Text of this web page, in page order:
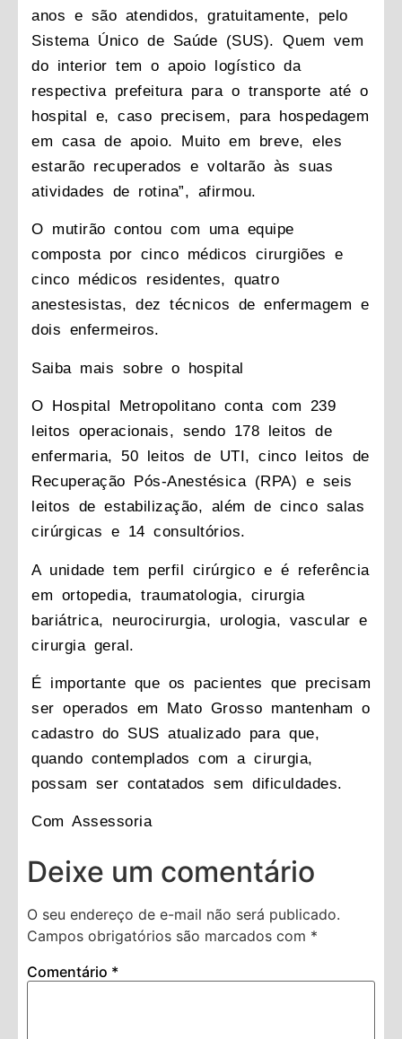
anos e são atendidos, gratuitamente, pelo
Sistema Único de Saúde (SUS). Quem vem
do interior tem o apoio logístico da
respectiva prefeitura para o transporte até o
hospital e, caso precisem, para hospedagem
em casa de apoio. Muito em breve, eles
estarão recuperados e voltarão às suas
atividades de rotina”, afirmou.
O mutirão contou com uma equipe
composta por cinco médicos cirurgiões e
cinco médicos residentes, quatro
anestesistas, dez técnicos de enfermagem e
dois enfermeiros.
Saiba mais sobre o hospital
O Hospital Metropolitano conta com 239
leitos operacionais, sendo 178 leitos de
enfermaria, 50 leitos de UTI, cinco leitos de
Recuperação Pós-Anestésica (RPA) e seis
leitos de estabilização, além de cinco salas
cirúrgicas e 14 consultórios.
A unidade tem perfil cirúrgico e é referência
em ortopedia, traumatologia, cirurgia
bariátrica, neurocirurgia, urologia, vascular e
cirurgia geral.
É importante que os pacientes que precisam
ser operados em Mato Grosso mantenham o
cadastro do SUS atualizado para que,
quando contemplados com a cirurgia,
possam ser contatados sem dificuldades.
Com Assessoria
Deixe um comentário
O seu endereço de e-mail não será publicado.
Campos obrigatórios são marcados com *
Comentário *